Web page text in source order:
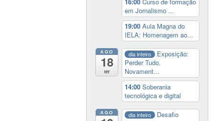
16:00Curso de formação
em Jornalismo ...
19:00Aula Magna do
IELA: Homenagem ao...
AGO
18
ter
dia inteiro
Exposição:
Perder Tudo.
Novament...
14:00Soberania
tecnológica e digital
AGO dia inteiro
Desafio